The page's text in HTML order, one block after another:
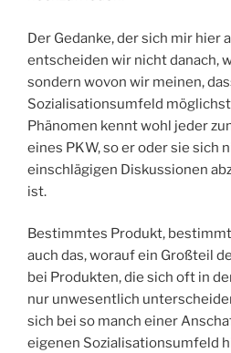
Der Gedanke, der sich mir hier
entscheiden wir nicht danach,
sondern wovon wir meinen,
Sozialisationsumfeld
Phänomen kennt wohl jeder
eines PKW, so er oder sie sich
einschlägigen Diskussionen
ist.
Bestimmtes Produkt,
auch das, worauf ein Großteil
bei Produkten, die sich oft in
nur unwesentlich
sich bei so manch einer
eigenen Sozialisationsumfeld